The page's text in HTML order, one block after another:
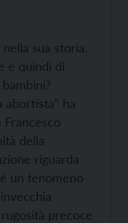
sua storia,
e quindi di
abortista” ha
della
riguarda
un fenomeno
precoce